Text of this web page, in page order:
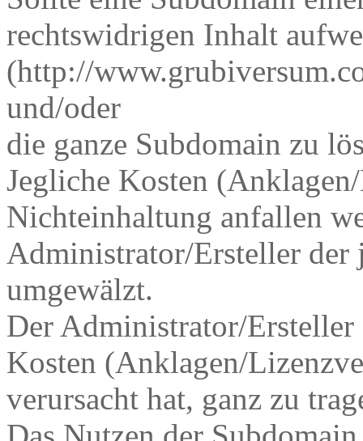
rechtswidrigen Inhalt
(http://
und/oder
die ganze Subdomain zu
Jegliche Kosten
Nichteinhaltung anfallen
Administrator/Ersteller der
umgewälzt.
Der Administrator/
Kosten (Anklagen/
verursacht hat, ganz zu